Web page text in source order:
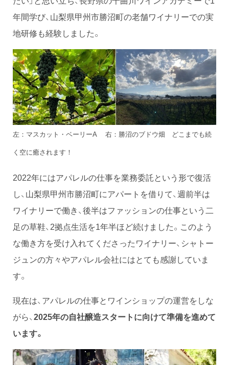
年間学び、山梨県甲州市勝沼町の老舗ワイナリーでの実
地研修も経験しました。
左：マスカット・ベーリーA 右：勝沼のブドウ畑 どこまでも続
く空に癒されます！
2022年にはアパレルの仕事を業務委託という形で復活
し、山梨県甲州市勝沼町にアパートを借りて、週前半は
ワイナリーで働き、後半はファッションの仕事という二
足の草鞋、2拠点生活を1年半ほど続けました。このよう
な働き方を受け入れてくださったワイナリー、シャトー
ジュンの方々やアパレル会社にはとても感謝していま
す。
現在は、アパレルの仕事とワインショップの運営をしな
がら、2025年の自社醸造スタートに向けて準備を進めて
います。